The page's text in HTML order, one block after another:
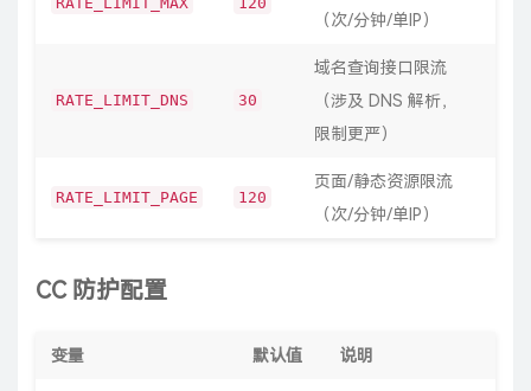
（次/分钟/单IP）
RATE_LIMIT_DNS 30
域名查询接口限流
（涉及 DNS 解析，
限制更严）
RATE_LIMIT_PAGE 120
页面/静态资源限流
（次/分钟/单IP）
CC 防护配置
变量 默认值 说明